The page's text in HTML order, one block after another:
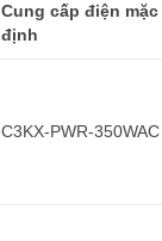
Cung cấp điện mặc
định
C3KX-PWR-350WAC